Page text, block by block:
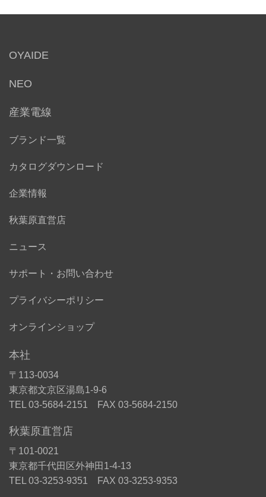
OYAIDE
NEO
産業電線
ブランド一覧
カタログダウンロード
企業情報
秋葉原直営店
ニュース
サポート・お問い合わせ
プライバシーポリシー
オンラインショップ
本社
〒113-0034
東京都文京区湯島1-9-6
TEL 03-5684-2151 FAX 03-5684-2150
秋葉原直営店
〒101-0021
東京都千代田区外神田1-4-13
TEL 03-3253-9351 FAX 03-3253-9353